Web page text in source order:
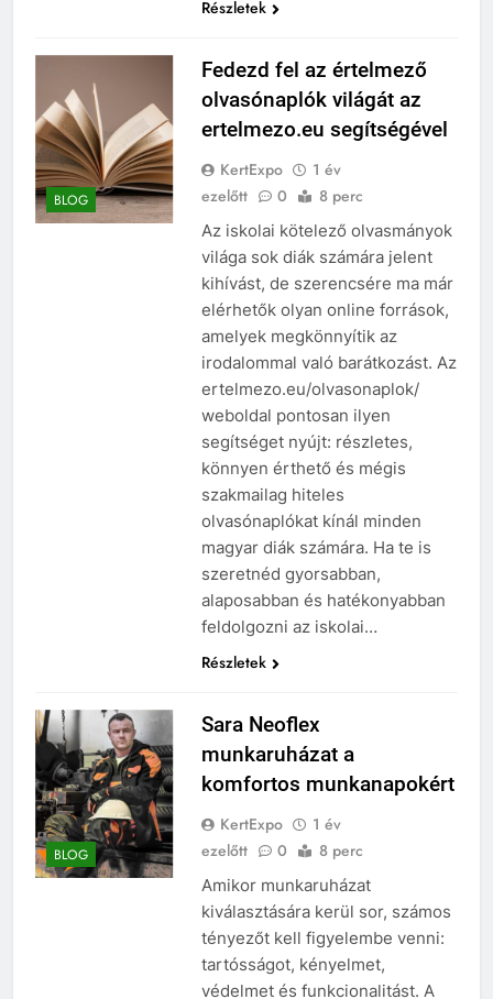
Részletek
BLOG
Fedezd fel az értelmező
olvasónaplók világát az
ertelmezo.eu segítségével
KertExpo
1 év
ezelőtt
0 8 perc
Az iskolai kötelező olvasmányok
világa sok diák számára jelent
kihívást, de szerencsére ma már
elérhetők olyan online források,
amelyek megkönnyítik az
irodalommal való barátkozást. Az
ertelmezo.eu/olvasonaplok/
weboldal pontosan ilyen
segítséget nyújt: részletes,
könnyen érthető és mégis
szakmailag hiteles
olvasónaplókat kínál minden
magyar diák számára. Ha te is
szeretnéd gyorsabban,
alaposabban és hatékonyabban
feldolgozni az iskolai…
Részletek
BLOG
Sara Neoflex
munkaruházat a
komfortos munkanapokért
KertExpo
1 év
ezelőtt
0 8 perc
Amikor munkaruházat
kiválasztására kerül sor, számos
tényezőt kell figyelembe venni:
tartósságot, kényelmet,
védelmet és funkcionalitást. A